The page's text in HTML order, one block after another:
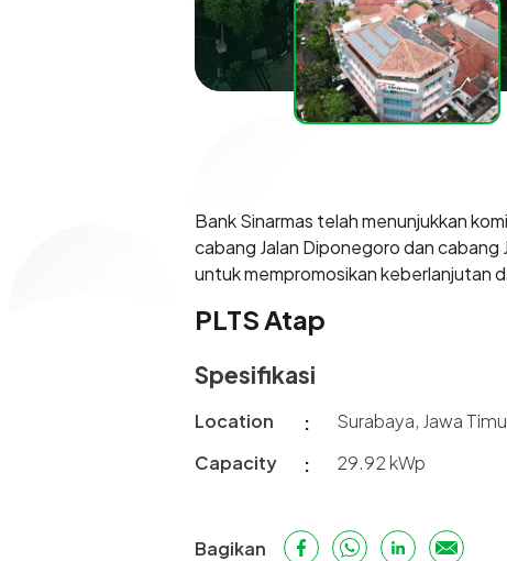
Bank Sinarmas telah menunjukkan
cabang Jalan Diponegoro dan cabang
untuk mempromosikan keberlanjutan
PLTS Atap
Spesifikasi
Location
Surabaya, Jawa
Capacity
29.92 kWp
Bagikan